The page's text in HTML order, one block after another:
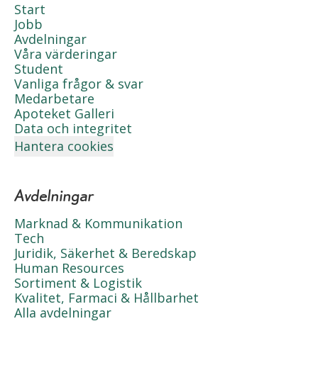
Start
Jobb
Avdelningar
Våra värderingar
Student
Vanliga frågor & svar
Medarbetare
Apoteket Galleri
Data och integritet
Hantera cookies
Avdelningar
Marknad & Kommunikation
Tech
Juridik, Säkerhet & Beredskap
Human Resources
Sortiment & Logistik
Kvalitet, Farmaci & Hållbarhet
Alla avdelningar